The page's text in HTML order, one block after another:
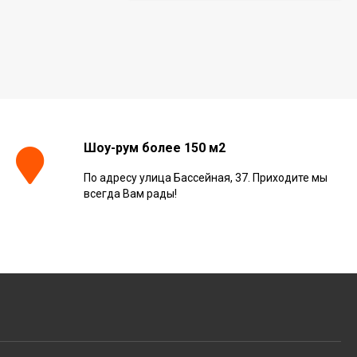
60x60, 610010002676
Шоу-рум более 150 м2
По адресу улица Бассейная, 37. Приходите мы
всегда Вам рады!